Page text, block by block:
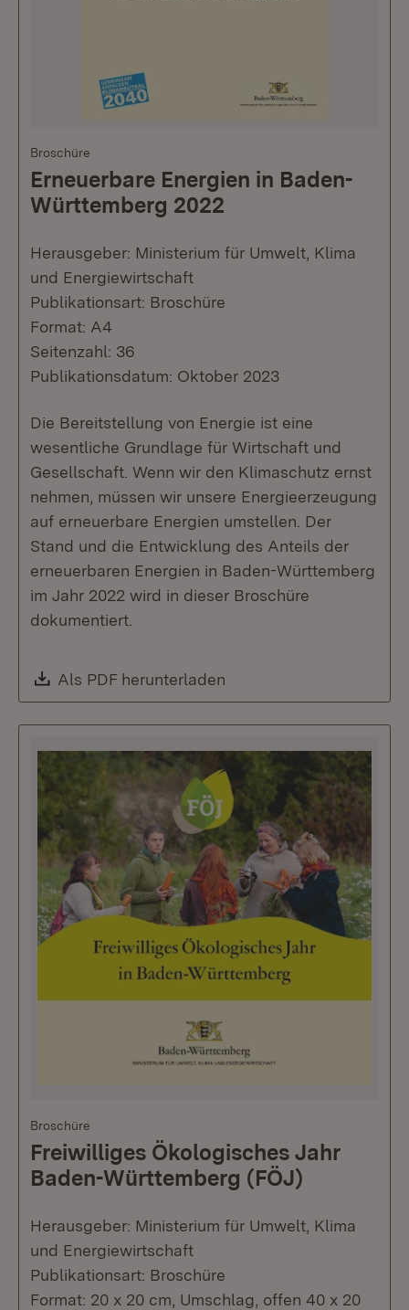
Broschüre
Erneuerbare Energien in Baden-
Württemberg 2022
Herausgeber: Ministerium für Umwelt, Klima
und Energiewirtschaft
Publikationsart: Broschüre
Format: A4
Seitenzahl: 36
Publikationsdatum: Oktober 2023
Die Bereitstellung von Energie ist eine
wesentliche Grundlage für Wirtschaft und
Gesellschaft. Wenn wir den Klimaschutz ernst
nehmen, müssen wir unsere Energieerzeugung
auf erneuerbare Energien umstellen. Der
Stand und die Entwicklung des Anteils der
erneuerbaren Energien in Baden-Württemberg
im Jahr 2022 wird in dieser Broschüre
dokumentiert.
Download:
Als PDF herunterladen
Broschüre
Freiwilliges Ökologisches Jahr
Baden-Württemberg (FÖJ)
Herausgeber: Ministerium für Umwelt, Klima
und Energiewirtschaft
Publikationsart: Broschüre
Format: 20 x 20 cm, Umschlag, offen 40 x 20